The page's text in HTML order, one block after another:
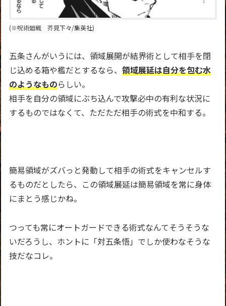
(※呪術廻戦 芥見下々/集英社)
五条さんがいうには、領域展開が結界術として相手を閉
じ込める箱や檻だとするなら、領域展延は自分を包む水
のようなものらしい。
相手を自分の領域にぶち込んで攻撃必中の有利な状況に
するものではなくて、ただただ相手の術式を中和する。
簡易領域がズバっと発動して相手の術式をキャンセルす
るものだとしたら、この領域展延は簡易領域を常に身体
にまとう感じかね。
つっても常にオートガードできる術式なんてそうそうな
いだろうし、ホントに「対五条悟」でしか使わなそうな
技だなコレ。